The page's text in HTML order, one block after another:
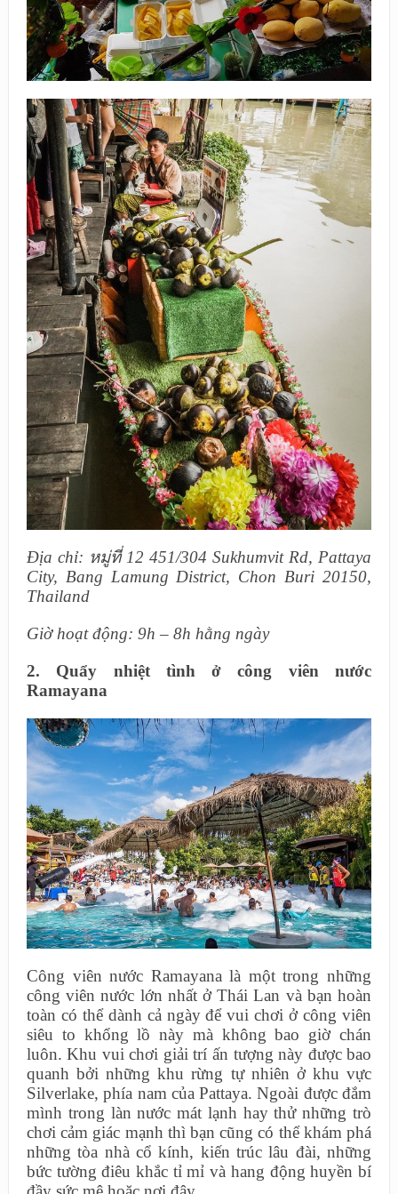
Địa chỉ: หมู่ที่ 12 451/304 Sukhumvit Rd, Pattaya
City, Bang Lamung District, Chon Buri 20150,
Thailand
Giờ hoạt động: 9h – 8h hằng ngày
2. Quẩy nhiệt tình ở công viên nước
Ramayana
Công viên nước Ramayana là một trong những
công viên nước lớn nhất ở Thái Lan và bạn hoàn
toàn có thể dành cả ngày để vui chơi ở công viên
siêu to khổng lồ này mà không bao giờ chán
luôn. Khu vui chơi giải trí ấn tượng này được bao
quanh bởi những khu rừng tự nhiên ở khu vực
Silverlake, phía nam của Pattaya. Ngoài được đắm
mình trong làn nước mát lạnh hay thử những trò
chơi cảm giác mạnh thì bạn cũng có thể khám phá
những tòa nhà cổ kính, kiến trúc lâu đài, những
bức tường điêu khắc tỉ mỉ và hang động huyền bí